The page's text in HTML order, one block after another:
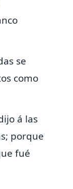
se
como
á las
porque
fué